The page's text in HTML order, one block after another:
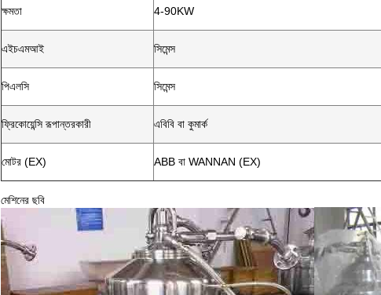
ক্ষমতা 4-90KW
এইচএমআই সিমেন্স
পিএলসি সিমেন্স
ফ্রিকোয়েন্সি রূপান্তরকারী এবিবি বা কুমার্ক
মোটর (EX) ABB বা WANNAN (EX)
মেশিনের ছবি